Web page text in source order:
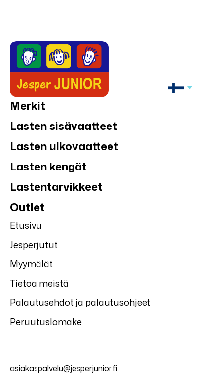
Merkit
Lasten sisävaatteet
Lasten ulkovaatteet
Lasten kengät
Lastentarvikkeet
Outlet
Etusivu
Jesperjutut
Myymälät
Tietoa meistä
Palautusehdot ja palautusohjeet
Peruutuslomake
asiakaspalvelu@jesperjunior.fi